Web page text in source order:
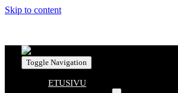
Skip to content
Toggle Navigation
ETUSIVU